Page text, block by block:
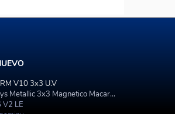
V10 3x3 U.V
Cyclone Boys Metallic 3x3 Magnetico Macaron
V2 LE